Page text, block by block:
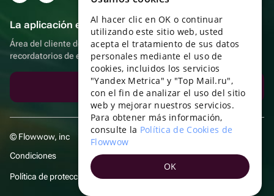
La aplicación es aún más práctica.
Área del cliente del destinatario, más bonos por compras y
recordatorios de eventos
Descargar la aplicación
© Flowwow, inc
Condiciones
Política de protección y privacidad de datos
ENGLISH
UKRAINIAN
PORTUGUESE
SPANISH
HUNGARIAN
ITALIAN
Al hacer clic en OK o continuar
utilizando este sitio web, usted
acepta el tratamiento de sus datos
personales mediante el uso de
cookies, incluidos los servicios
"Yandex Metrica" y "Top Mail.ru",
con el fin de analizar el uso del sitio
web y mejorar nuestros servicios.
Para obtener más información,
consulte la Política de Cookies de
Flowwow
OK